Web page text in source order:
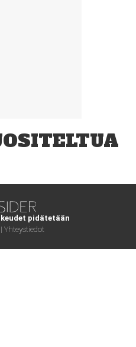
pidätetään
Yhteystiedot